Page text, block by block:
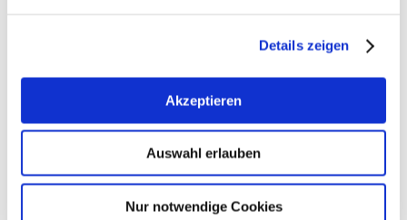
Details zeigen
Akzeptieren
Auswahl erlauben
Nur notwendige Cookies
Kontakt
Weitere Infos & Downloads